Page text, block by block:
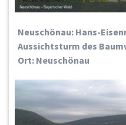
Neuschönau: Hans-
Aussichtsturm des
Ort: Neuschönau